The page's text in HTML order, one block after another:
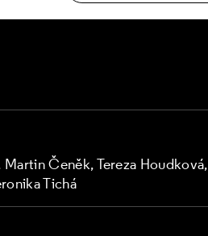
Čeněk, Tereza Houdková,
Tichá